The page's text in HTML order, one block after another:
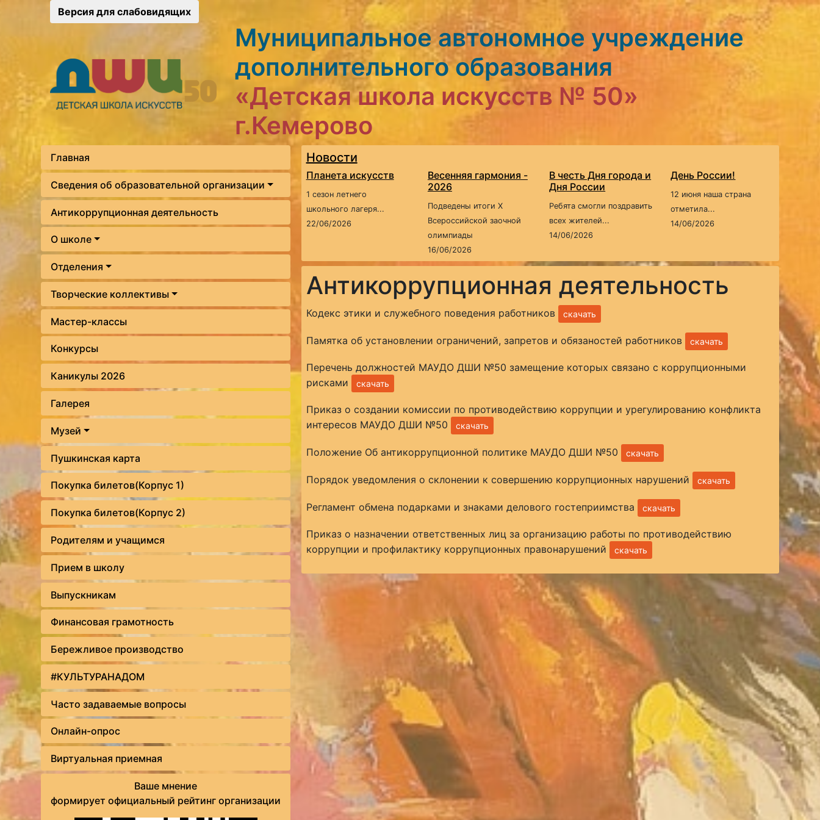
Версия для слабовидящих
Муниципальное автономное учреждение
дополнительного образования
«Детская школа искусств № 50»
г.Кемерово
Главная
Сведения об образовательной организации
Антикоррупционная деятельность
О школе
Отделения
Творческие коллективы
Мастер-классы
Конкурсы
Каникулы 2026
Галерея
Музей
Пушкинская карта
Покупка билетов(Корпус 1)
Покупка билетов(Корпус 2)
Родителям и учащимся
Прием в школу
Выпускникам
Финансовая грамотность
Бережливое производство
#КУЛЬТУРАНАДОМ
Часто задаваемые вопросы
Онлайн-опрос
Виртуальная приемная
Ваше мнение
формирует официальный рейтинг организации
Новости
Планета искусств
1 сезон летнего
школьного лагеря...
22/06/2026
Весенняя гармония -
2026
Подведены итоги X
Всероссийской заочной
олимпиады
16/06/2026
В честь Дня города и
Дня России
Ребята смогли поздравить
всех жителей...
14/06/2026
День России!
12 июня наша страна
отметила...
14/06/2026
Антикоррупционная деятельность
Кодекс этики и служебного поведения работников скачать
Памятка об установлении ограничений, запретов и обязаностей работников скачать
Перечень должностей МАУДО ДШИ №50 замещение которых связано с коррупционными
рисками
скачать
Приказ о создании комиссии по противодействию коррупции и урегулированию конфликта
интересов МАУДО ДШИ №50
скачать
Положение Об антикоррупционной политике МАУДО ДШИ №50 скачать
Порядок уведомления о склонении к совершению коррупционных нарушений скачать
Регламент обмена подарками и знаками делового гостеприимства скачать
Приказ о назначении ответственных лиц за организацию работы по противодействию
коррупции и профилактику коррупционных правонарушений
скачать